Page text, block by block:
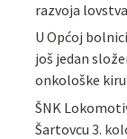
razvoja lovstva
U Općoj
još jedan
onkološke
ŠNK
Šartovcu 3.